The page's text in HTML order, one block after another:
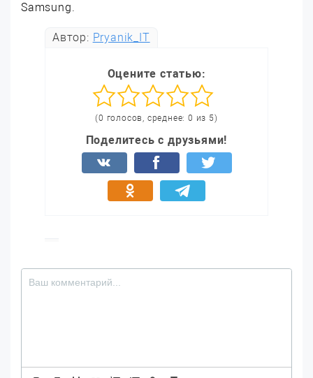
Samsung.
Автор: Pryanik_IT
Оцените статью:
(0 голосов, среднее: 0 из 5)
Поделитесь с друзьями!